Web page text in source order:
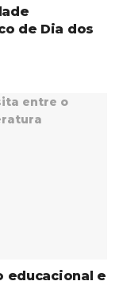
de Dia dos
educacional e